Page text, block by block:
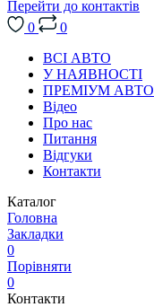
Перейти до контактів
0
0
ВСІ АВТО
У НАЯВНОСТІ
ПРЕМІУМ АВТО
Відео
Про нас
Питання
Відгуки
Контакти
Каталог
Головна
Закладки
0
Порівняти
0
Контакти